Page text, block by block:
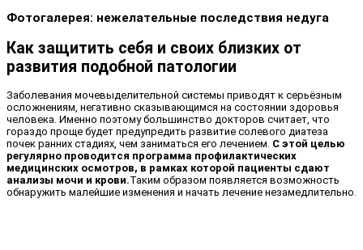
Фотогалерея: нежелательные последствия недуга
Как защитить себя и своих близких от
развития подобной патологии
Заболевания мочевыделительной системы приводят к серьёзным
осложнениям, негативно сказывающимся на состоянии здоровья
человека. Именно поэтому большинство докторов считает, что
гораздо проще будет предупредить развитие солевого диатеза
почек ранних стадиях, чем заниматься его лечением. С этой целью
регулярно проводится программа профилактических
медицинских осмотров, в рамках которой пациенты сдают
анализы мочи и крови.Таким образом появляется возможность
обнаружить малейшие изменения и начать лечение незамедлительно.